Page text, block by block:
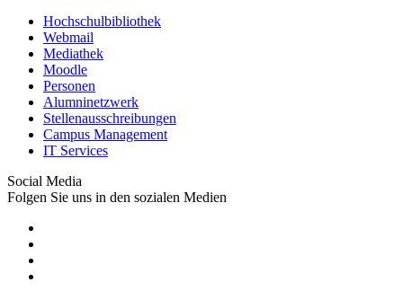
Hochschulbibliothek
Webmail
Mediathek
Moodle
Personen
Alumninetzwerk
Stellenausschreibungen
Campus Management
IT Services
Social Media
Folgen Sie uns in den sozialen Medien